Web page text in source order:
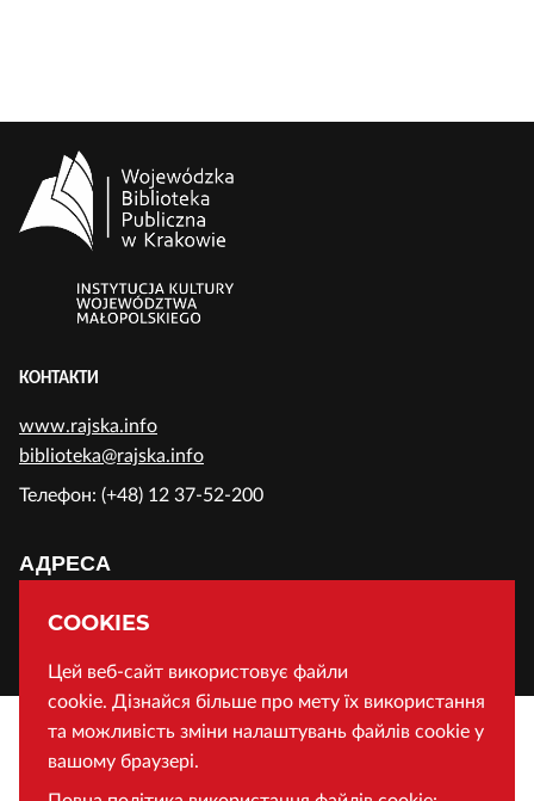
COOKIES
Цей веб-сайт використовує файли
cookie. Дізнайся більше про мету їх використання
та можливість зміни налаштувань файлів cookie у
вашому браузері.
КОНТАКТИ
www.rajska.info
biblioteka@rajska.info
Телефон: (+48) 12 37-52-200
АДРЕСА
Воєводська Публічна Бібліотека у Кракові